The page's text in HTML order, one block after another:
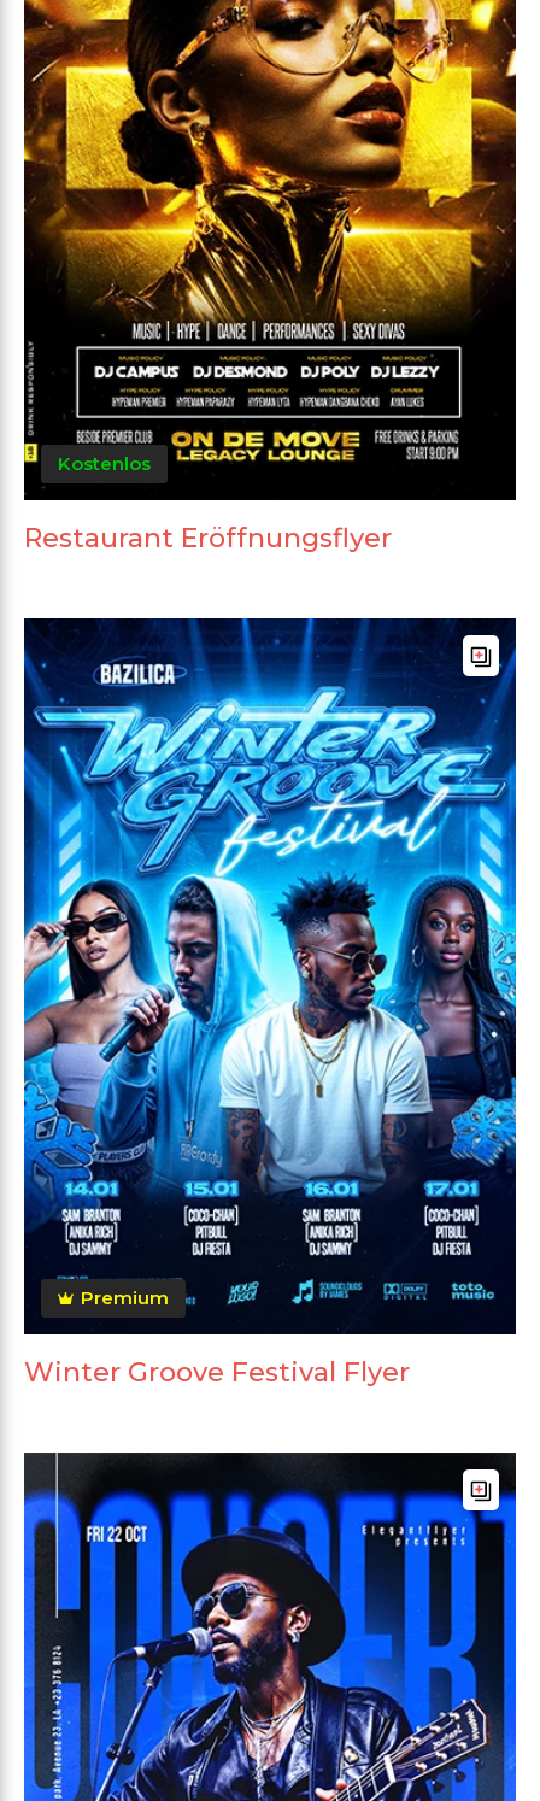
Kostenlos
Restaurant Eröffnungsflyer
Premium
Winter Groove Festival Flyer